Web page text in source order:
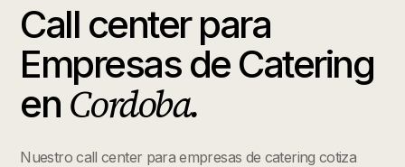
Call center para
Empresas de Catering
en Cordoba.
Nuestro call center para empresas de catering cotiza